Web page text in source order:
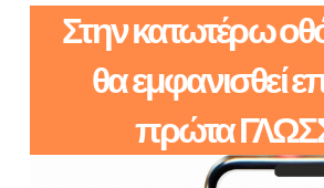
Στην κατωτέρω
θα εμφανισθεί
πρώτα